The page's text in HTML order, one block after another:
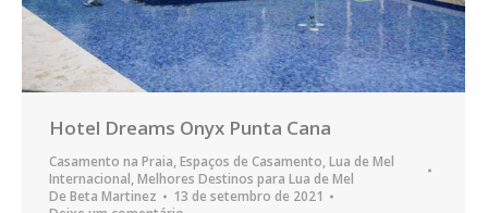
Hotel Dreams Onyx Punta Cana
Casamento na Praia,Espaços de Casamento,Lua de Mel
Internacional,Melhores Destinos para Lua de Mel
De Beta Martinez
13 de setembro de 2021